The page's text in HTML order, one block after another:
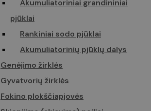
Akumuliatoriniai grandininiai
pjūklai
Rankiniai sodo pjūklai
Akumuliatorinių pjūklų dalys
Genėjimo žirklės
Gyvatvorių žirklės
Fokino plokščiapjovės